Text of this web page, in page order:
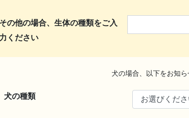
その他の場合、生体の種類をご入
力ください
犬の場合、以下をお知
犬の種類